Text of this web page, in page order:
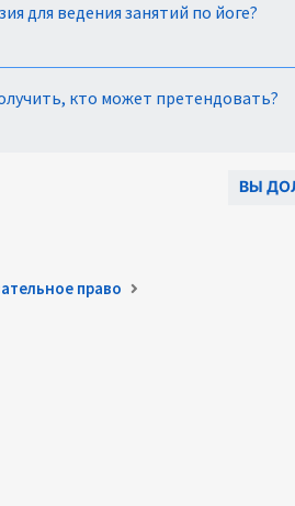
для ведения занятий по йоге?
кто может претендовать?
ВЫ
право